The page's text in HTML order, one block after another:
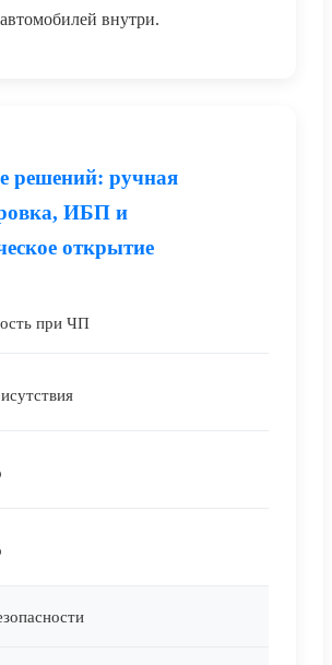
внутри.
решений: ручная
ИБП и
открытие
при ЧП